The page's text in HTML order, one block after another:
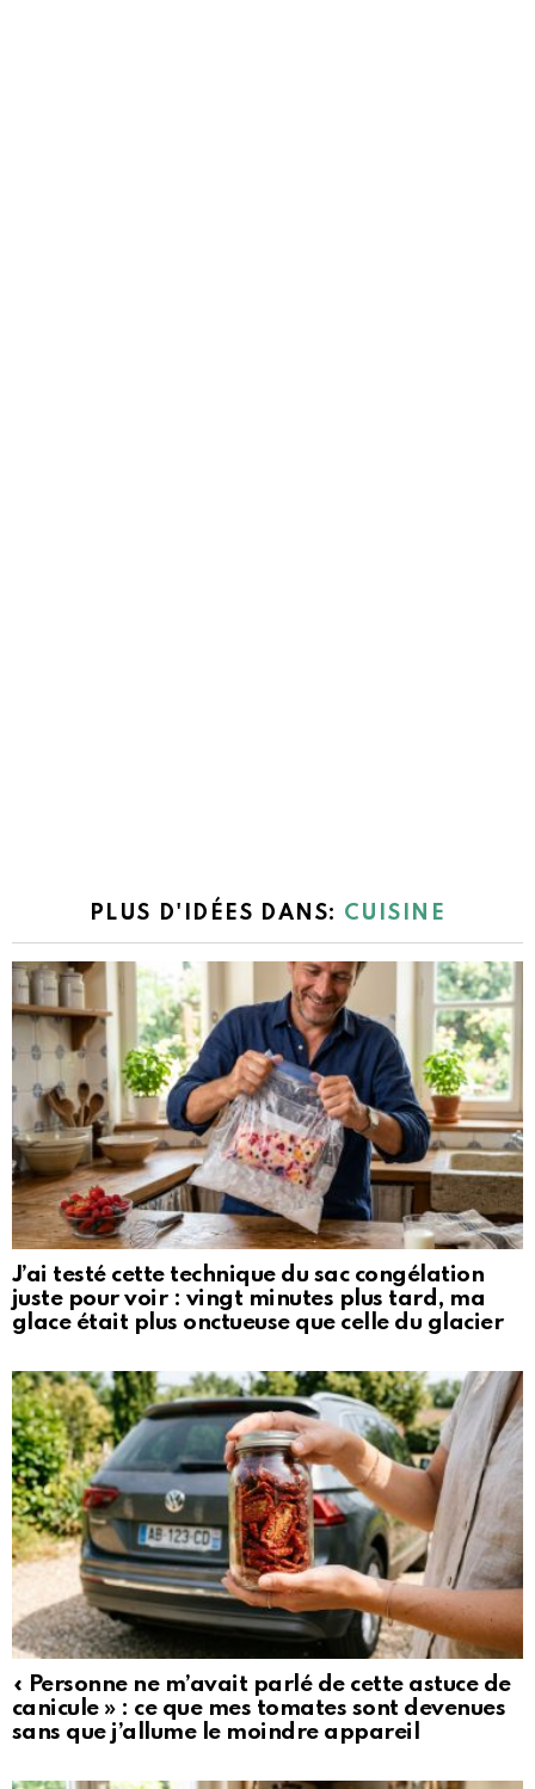
PLUS D'IDÉES DANS: CUISINE
J’ai testé cette technique du sac congélation
juste pour voir : vingt minutes plus tard, ma
glace était plus onctueuse que celle du glacier
« Personne ne m’avait parlé de cette astuce de
canicule » : ce que mes tomates sont devenues
sans que j’allume le moindre appareil